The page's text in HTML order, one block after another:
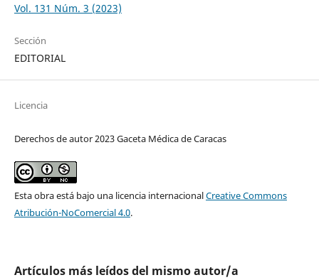
Vol. 131 Núm. 3 (2023)
Sección
EDITORIAL
Licencia
Derechos de autor 2023 Gaceta Médica de Caracas
Esta obra está bajo una licencia internacionalCreative Commons
Atribución-NoComercial 4.0.
Artículos más leídos del mismo autor/a